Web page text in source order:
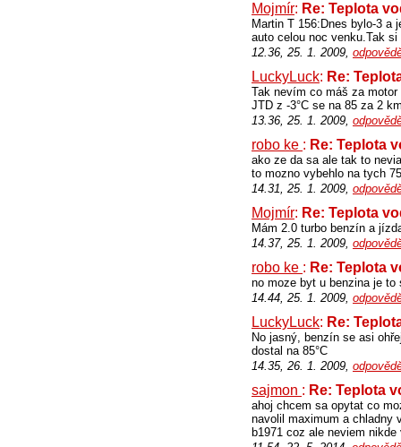
Mojmír: Re: Teplota
Martin T 156:Dnes bylo-3 a
auto celou noc venku.Tak
12.36, 25. 1. 2009,
LuckyLuck: Re:
Tak nevím co máš za
JTD z -3°C se na 85 za 2
13.36, 25. 1. 2009,
robo ke : Re: Teplota
ako ze da sa ale tak to
to mozno vybehlo na tych
14.31, 25. 1. 2009,
Mojmír: Re: Teplota
Mám 2.0 turbo benzín a
14.37, 25. 1. 2009,
robo ke : Re: Teplota
no moze byt u benzina je
14.44, 25. 1. 2009,
LuckyLuck: Re:
No jasný, benzín se asi
dostal na 85°C
14.35, 26. 1. 2009,
sajmon : Re: Teplota
ahoj chcem sa opytat co
navolil maximum a chladny
b1971 coz ale neviem